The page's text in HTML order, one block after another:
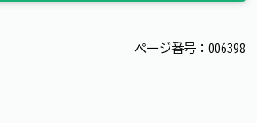
ページ番号：006398